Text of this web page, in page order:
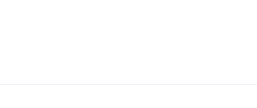
联科技股份有限公司五、采购价格（元）